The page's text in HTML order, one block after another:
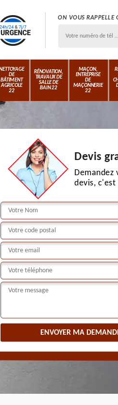
ON VOUS RAPPELLE
DE
BÂTIMENT
AGRICOLE
22
RÉNOVATION,
TRAVAUX DE
SALLE DE
BAIN 22
MAÇON,
ENTREPRISE
DE
MAÇONNERIE
22
Devis
Demandez
devis,